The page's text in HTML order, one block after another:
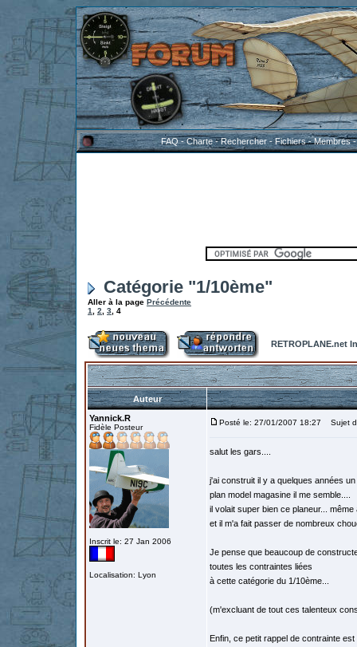
FAQ-Charte-Rechercher-Fichiers-Membres
Catégorie "1/10ème"
Aller à la page Précédente
1
2 3 4
RETROPLANE.net
Auteur
Yannick.R
Fidèle Posteur
Inscrit le: 27 Jan 2006
Localisation: Lyon
Posté le: 27/01/2007 18:27 Sujet
salut les gars....
j'ai construit il y a quelques années
plan model magasine il me semble....
il volait super bien ce planeur...
et il m'a fait passer de nombreux
Je pense que beaucoup de
toutes les contraintes liées
à cette catégorie du 1/10ème...
(m'excluant de tout ces talenteux
Enfin, ce petit rappel de contrainte